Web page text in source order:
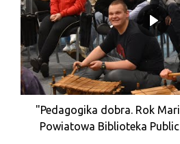
"Pedagogika dobra. Rok
Powiatowa Biblioteka